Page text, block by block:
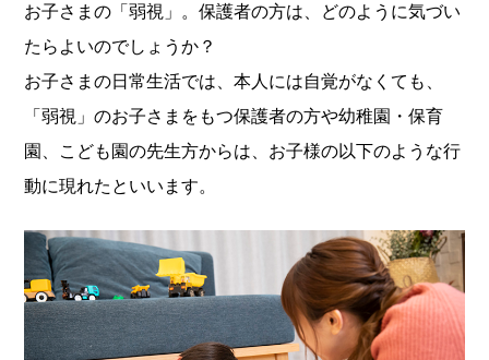
お子さまの「弱視」。保護者の方は、どのように気づい
たらよいのでしょうか？
お子さまの日常生活では、本人には自覚がなくても、
「弱視」のお子さまをもつ保護者の方や幼稚園・保育
園、こども園の先生方からは、お子様の以下のような行
動に現れたといいます。